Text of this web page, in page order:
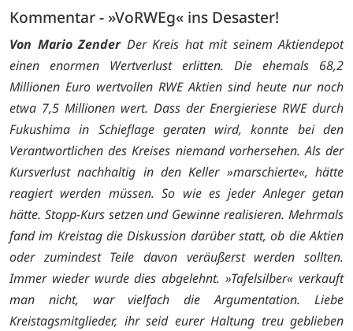
Kommentar - »VoRWEg« ins Desaster!
Von Mario Zender Der Kreis hat mit seinem Aktiendepot
einen enormen Wertverlust erlitten. Die ehemals 68,2
Millionen Euro wertvollen RWE Aktien sind heute nur noch
etwa 7,5 Millionen wert. Dass der Energieriese RWE durch
Fukushima in Schieflage geraten wird, konnte bei den
Verantwortlichen des Kreises niemand vorhersehen. Als der
Kursverlust nachhaltig in den Keller »marschierte«, hätte
reagiert werden müssen. So wie es jeder Anleger getan
hätte. Stopp-Kurs setzen und Gewinne realisieren. Mehrmals
fand im Kreistag die Diskussion darüber statt, ob die Aktien
oder zumindest Teile davon veräußerst werden sollten.
Immer wieder wurde dies abgelehnt. »Tafelsilber« verkauft
man nicht, war vielfach die Argumentation. Liebe
Kreistagsmitglieder, ihr seid eurer Haltung treu geblieben